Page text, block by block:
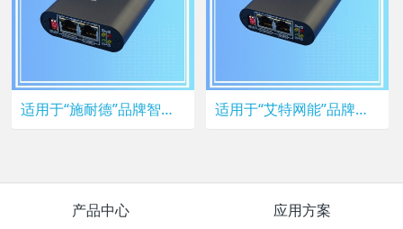
适用于“施耐德”品牌智能精密空调网络监控终端 适用于“艾特网能”品牌智能精密空调网络监控终端
产品中心 应用方案